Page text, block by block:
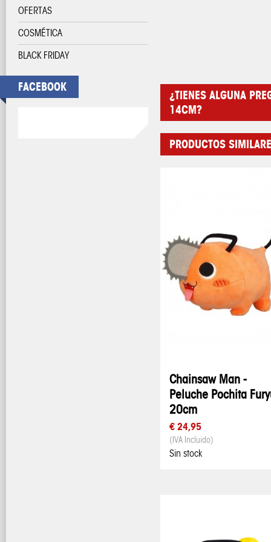
OFERTAS
COSMÉTICA
BLACK FRIDAY
FACEBOOK
¿TIENES ALGUNA
14CM?
PRODUCTOS
Chainsaw Man -
Peluche Pochita
20cm
€ 24,95
(IVA Incluido)
Sin stock